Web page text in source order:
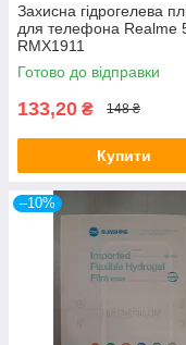
Захисна гідрогелева
для телефона Realme
RMX1911
Готово до відправки
133,20 ₴ 148 ₴
Купити
–10%